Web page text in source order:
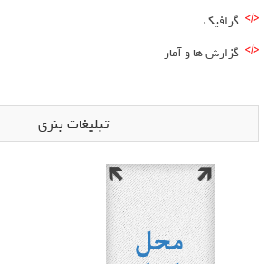
گرافیک
گزارش ها و آمار
تبلیغات بنری